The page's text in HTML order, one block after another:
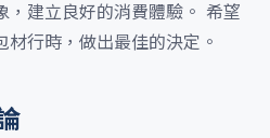
，建立良好的消費體驗。 希望
行時，做出最佳的決定。